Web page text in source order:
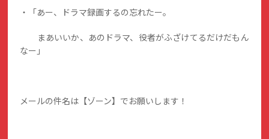
・「あー、ドラマ録画するの忘れたー。
まあいいか、あのドラマ、役者がふざけてるだけだもん
なー」
メールの件名は【ゾーン】でお願いします！